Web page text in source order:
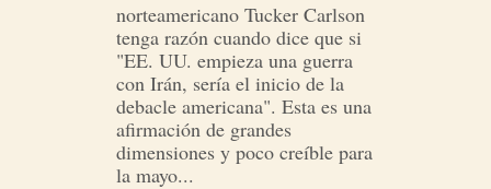
norteamericano Tucker Carlson
tenga razón cuando dice que si
"EE. UU. empieza una guerra
con Irán, sería el inicio de la
debacle americana". Esta es una
afirmación de grandes
dimensiones y poco creíble para
la mayo...